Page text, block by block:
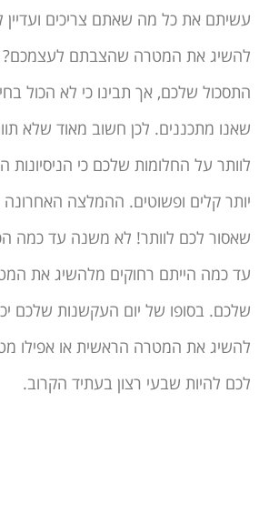
עשיתם את כל מה שאתם צריכים
להשיג את המטרה שהצבתם לעצמכם?
התסכול שלכם, אך תבינו כי לא הכול
שאנו מתכננים. לכן חשוב מאוד שלא
לוותר על החלומות שלכם כי הניסיונות
יותר קלים ופשוטים. ההמלצה
שאסור לכם לוותר! לא משנה עד כמה
עד כמה הייתם רחוקים מלהשיג את
שלכם. בסופו של יום העקשנות שלכם
להשיג את המטרה הראשית או אפילו
לכם להיות שבעי רצון בעתיד הקרוב.